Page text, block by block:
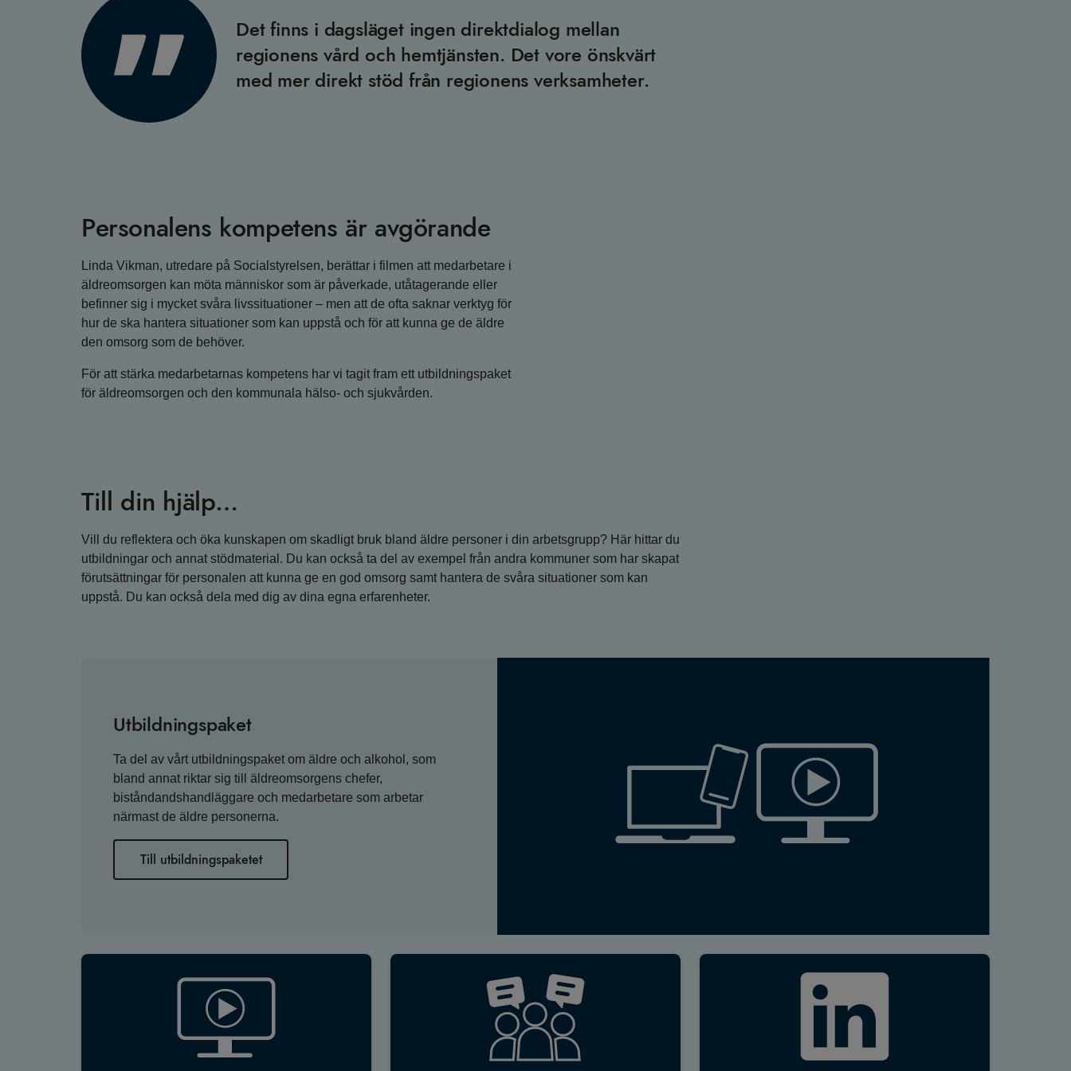
Det finns i dagsläget ingen direktdialog mellan
regionens vård och hemtjänsten. Det vore önskvärt
med mer direkt stöd från regionens verksamheter.
Personalens kompetens är avgörande
Linda Vikman, utredare på Socialstyrelsen, berättar i filmen att medarbetare i
äldreomsorgen kan möta människor som är påverkade, utåtagerande eller
befinner sig i mycket svåra livssituationer – men att de ofta saknar verktyg för
hur de ska hantera situationer som kan uppstå och för att kunna ge de äldre
den omsorg som de behöver.
För att stärka medarbetarnas kompetens har vi tagit fram ett utbildningspaket
för äldreomsorgen och den kommunala hälso- och sjukvården.
Till din hjälp…
Vill du reflektera och öka kunskapen om skadligt bruk bland äldre personer i din arbetsgrupp? Här hittar du
utbildningar och annat stödmaterial. Du kan också ta del av exempel från andra kommuner som har skapat
förutsättningar för personalen att kunna ge en god omsorg samt hantera de svåra situationer som kan
uppstå. Du kan också dela med dig av dina egna erfarenheter.
Utbildningspaket
Ta del av vårt utbildningspaket om äldre och alkohol, som
bland annat riktar sig till äldreomsorgens chefer,
biståndandshandläggare och medarbetare som arbetar
närmast de äldre personerna.
Till utbildningspaketet